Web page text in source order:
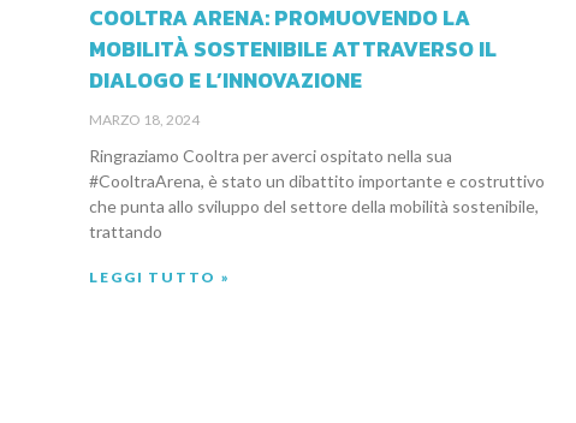
COOLTRA ARENA: PROMUOVENDO LA
MOBILITÀ SOSTENIBILE ATTRAVERSO IL
DIALOGO E L’INNOVAZIONE
MARZO 18, 2024
Ringraziamo Cooltra per averci ospitato nella sua
#CooltraArena, è stato un dibattito importante e costruttivo
che punta allo sviluppo del settore della mobilità sostenibile,
trattando
LEGGI TUTTO »